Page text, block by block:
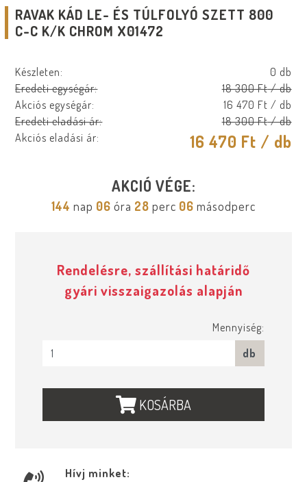
RAVAK KÁD LE- ÉS TÚLFOLYÓ SZETT 800
C-C K/K CHROM X01472
Készleten:
0 db
Eredeti egységár:
18 300 Ft/ db
Akciós egységár:
16 470 Ft / db
Eredeti eladási ár:
18 300 Ft/ db
Akciós eladási ár:
16 470 Ft / db
AKCIÓ VÉGE:
144 nap 06 óra 28 perc 06 másodperc
Rendelésre, szállítási határidő
gyári visszaigazolás alapján
Mennyiség:
db
KOSÁRBA
Hívj minket: